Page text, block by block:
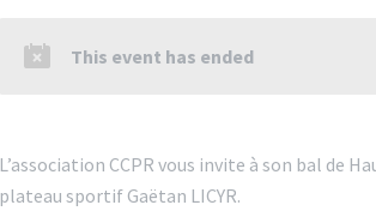
This event has ended
L’association CCPR vous invite à son bal de
plateau sportif Gaëtan LICYR.